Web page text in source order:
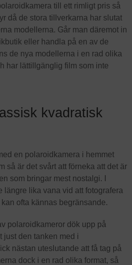
till ett rimligt pris så
då de stora tillverkarna har slutat
modellerna. Går man däremot in
eller handla på en av de
de nya modellerna i en rad olika
har lättillgänglig film som inte
kvadratisk
en polaroidkamera i hemmet
så är det svårt att förneka att det är
som bringar mest nostalgi. I
längre lika vana vid att fotografera
ofta kännas begränsande.
polaroidkameror dök upp på
just den tanken med i
nästan uteslutande att få tag på
dock i en rad olika format, så